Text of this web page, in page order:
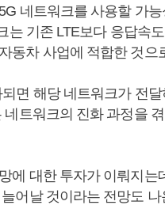
네트워크를 사용할 가
는 기존 LTE보다 응답속
동차 사업에 적합한 것으
면 해당 네트워크가 전
트워크의 진화 과정을
에 대한 투자가 이뤄지
어날 것이라는 전망도 나